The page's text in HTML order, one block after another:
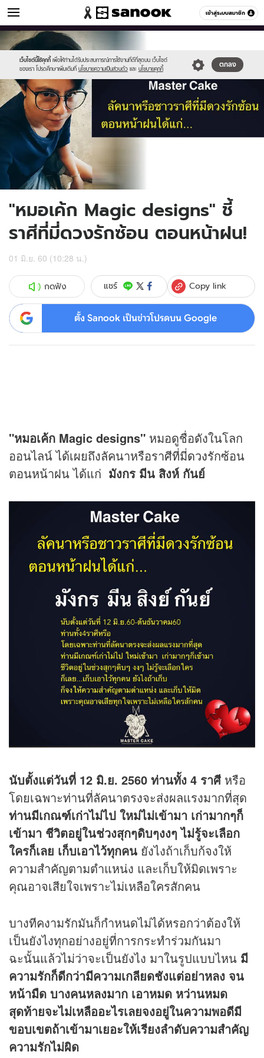
เข้าสู่ระบบสมาชิก
ดูดวง หมวดอื่นๆ
เว็บไซต์นี้ใช้คุกกี้ เพื่อให้ท่านได้รับประสบการณ์การใช้งานที่ดีที่สุดบน เว็บไซต์
ของเรา โปรดศึกษาเพิ่มเติมที่ นโยบายความเป็นส่วนตัว และ นโยบายคุกกี้
ตกลง
Sanook
//s.isanook.com/sr/0/images/logo-
new-
sanook.png
600
60
//s.isanook.com/ho/0/ud/23/118281/ch.jpg
"หมอเค้ก Magic designs" ชี้
ราศีที่มี่ดวงรักซ้อน ตอนหน้าฝน!
01 มิ.ย. 60 (10:28 น.)
กดฟัง แชร์ Copy link
ตั้ง Sanook เป็นข่าวโปรดบน Google
"หมอเค้ก Magic designs" หมอดูชื่อดังในโลก
ออนไลน์ ได้เผยถึงลัคนาหรือราศีที่มี่ดวงรักซ้อน
ตอนหน้าฝน ได้แก่ มังกร มีน สิงห์ กันย์
นับตั้งแต่วันที่ 12 มิ.ย. 2560 ท่านทั้ง 4 ราศี หรือ
โดยเฉพาะท่านที่ลัคนาตรงจะส่งผลแรงมากที่สุด
ท่านมีเกณฑ์เก่าไม่ไป ใหม่ไม่เข้ามา เก่ามากๆก็
เข้ามา ชีวิตอยู่ในช่วงสุกๆดิบๆงงๆ ไม่รู้จะเลือก
ใครก็เลย เก็บเอาไว้ทุกคน ยังไงถ้าเก็บก้จงให้
ความสำคัญตามตำแหน่ง และเก็บให้มิดเพราะ
คุณอาจเสียใจเพราะไม่เหลือใครสักคน
บางทีคงามรักมันก็กำหนดไม่ได้หรอกว่าต้องให้
เป็นยังไงทุกอย่างอยู่ที่การกระทำร่วมกันมา
ฉะนั้นแล้วไม่ว่าจะเป็นยังไง มาในรูปแบบไหน มี
ความรักก็ดีกว่ามีความเกลียดชังแต่อย่าหลง จน
หน้ามืด บางคนหลงมาก เอาหมด หว่านหมด
สุดท้ายจะไม่เหลืออะไรเลยจงอยู่ในความพอดีมี
ขอบเขตถ้าเข้ามาเยอะให้เรียงลำดับความสำคัญ
ความรักไม่ผิด